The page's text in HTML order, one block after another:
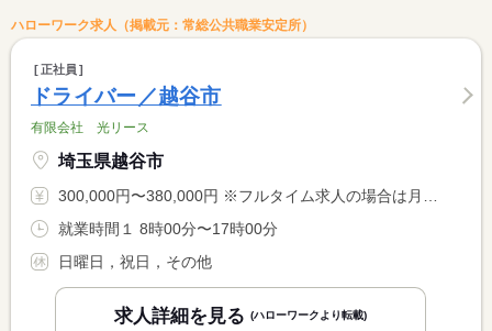
ハローワーク求人（掲載元：常総公共職業安定所）
正社員
ドライバー／越谷市
有限会社 光リース
埼玉県越谷市
300,000円〜380,000円 ※フルタイム求人の場合は月額（換算額）、パート求人の場合は時間額を表示しています。
就業時間１ 8時00分〜17時00分
日曜日，祝日，その他
求人詳細を見る (ハローワークより転載)